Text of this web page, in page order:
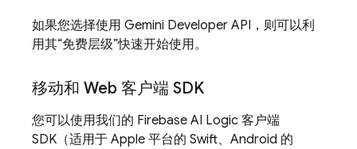
如果您选择使用 Gemini Developer API ，则可以利
用其“免费层级”快速开始使用。
移动和 Web 客户端 SDK
您可以使用我们的 Firebase AI Logic 客户端
SDK（适用于 Apple 平台的 Swift、Android 的